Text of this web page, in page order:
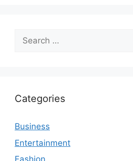
Search
for:
Categories
Business
Entertainment
Fashion